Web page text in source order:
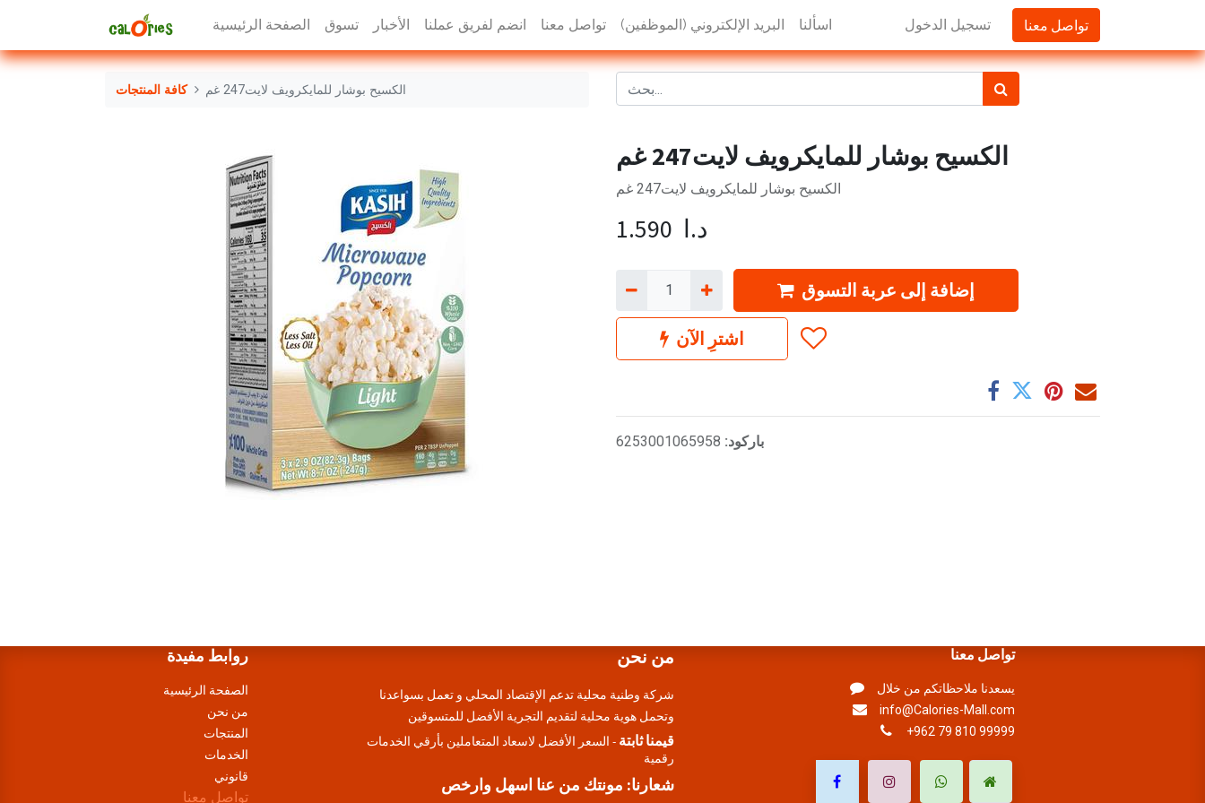
الصفحة الرئيسية تسوق الأخبار انضم لفريق عملنا تواصل معنا البريد الإلكتروني (الموظفين) اسألنا تسجيل الدخول تواصل معنا
كافة المنتجات الكسيح بوشار للمايكرويف لايت247 غم
الكسيح بوشار للمايكرويف لايت247 غم
الكسيح بوشار للمايكرويف لايت247 غم
1.590 د.ا
إضافة إلى عربة التسوق
اشترِ الآن
باركود: 6253001065958
روابط مفيدة
الصفحة الرئيسية
من نحن
المنتجات
الخدمات
قانوني
تواصل معنا
من نحن
شركة وطنية محلية تدعم الإقتصاد المحلي و تعمل بسواعدنا
وتحمل هوية محلية لتقديم التجرية الأفضل للمتسوقين
قيمنا ثابتة - السعر الأفضل لاسعاد المتعاملين بأرقي الخدمات
رقمية
شعارنا: مونتك من عنا اسهل وارخص
تواصل معنا
يسعدنا ملاحظاتكم من خلال
info@Calories-Mall.com
+962 79 810 99999